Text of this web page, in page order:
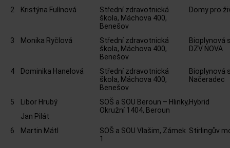
2 Kristýna Fulínová
Střední zdravotnická
škola, Máchova 400,
Benešov
Domy pro
3 Monika Ryčlová
Střední zdravotnická
škola, Máchova 400,
Benešov
Bioplynová
DZV NOVA
4 Dominika Hanelová
Střední zdravotnická
škola, Máchova 400,
Benešov
Bioplynová
Načeradec
5 Libor Hrubý
SOŠ a SOU Beroun – Hlinky,
Okružní 1404, Beroun
Hybrid
Jan Pilát
6
Martin Mátl
SOŠ a SOU Vlašim, Zámek
1
Stirlingův